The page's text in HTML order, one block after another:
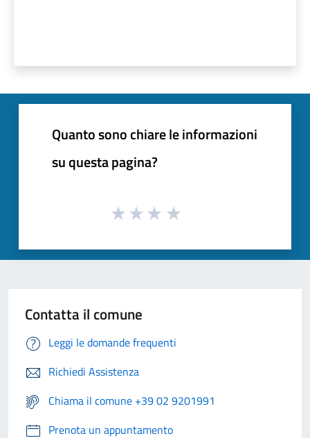
Quanto sono chiare le informazioni
su questa pagina?
Contatta il comune
Leggi le domande frequenti
Richiedi Assistenza
Chiama il comune +39 02 9201991
Prenota un appuntamento